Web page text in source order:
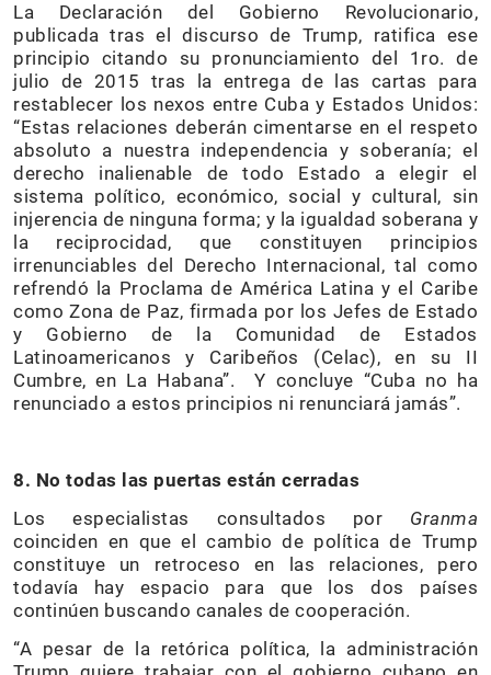
La Declaración del Gobierno Revolucionario,
publicada tras el discurso de Trump, ratifica ese
principio citando su pronunciamiento del 1ro. de
julio de 2015 tras la entrega de las cartas para
restablecer los nexos entre Cuba y Estados Unidos:
“Estas relaciones deberán cimentarse en el respeto
absoluto a nuestra independencia y soberanía; el
derecho inalienable de todo Estado a elegir el
sistema político, económico, social y cultural, sin
injerencia de ninguna forma; y la igualdad soberana y
la reciprocidad, que constituyen principios
irrenunciables del Derecho Internacional, tal como
refrendó la Proclama de América Latina y el Caribe
como Zona de Paz, firmada por los Jefes de Estado
y Gobierno de la Comunidad de Estados
Latinoamericanos y Caribeños (Celac), en su II
Cumbre, en La Habana”. Y concluye “Cuba no ha
renunciado a estos principios ni renunciará jamás”.
8. No todas las puertas están cerradas
Los especialistas consultados por Granma
coinciden en que el cambio de política de Trump
constituye un retroceso en las relaciones, pero
todavía hay espacio para que los dos países
continúen buscando canales de cooperación.
“A pesar de la retórica política, la administración